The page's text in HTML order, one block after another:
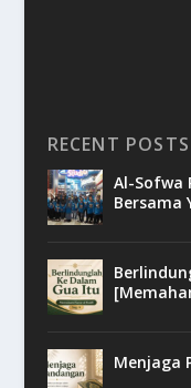
RECENT POSTS
Al-Sofwa
Bersama
Menjaga